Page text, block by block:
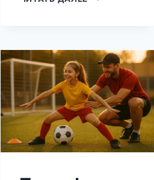
ЭЛЕМЕНТ
ИГРЫ
В
ТРЕНИРОВКИ?